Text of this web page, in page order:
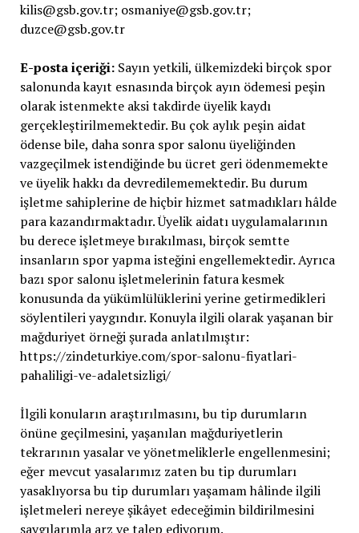
kilis@gsb.gov.tr; osmaniye@gsb.gov.tr;
duzce@gsb.gov.tr
E-posta içeriği:Sayın yetkili, ülkemizdeki birçok spor
salonunda kayıt esnasında birçok ayın ödemesi peşin
olarak istenmekte aksi takdirde üyelik kaydı
gerçekleştirilmemektedir. Bu çok aylık peşin aidat
ödense bile, daha sonra spor salonu üyeliğinden
vazgeçilmek istendiğinde bu ücret geri ödenmemekte
ve üyelik hakkı da devredilememektedir. Bu durum
işletme sahiplerine de hiçbir hizmet satmadıkları hâlde
para kazandırmaktadır. Üyelik aidatı uygulamalarının
bu derece işletmeye bırakılması, birçok semtte
insanların spor yapma isteğini engellemektedir. Ayrıca
bazı spor salonu işletmelerinin fatura kesmek
konusunda da yükümlülüklerini yerine getirmedikleri
söylentileri yaygındır. Konuyla ilgili olarak yaşanan bir
mağduriyet örneği şurada anlatılmıştır:
https://zindeturkiye.com/spor-salonu-fiyatlari-
pahaliligi-ve-adaletsizligi/
İlgili konuların araştırılmasını, bu tip durumların
önüne geçilmesini, yaşanılan mağduriyetlerin
tekrarının yasalar ve yönetmeliklerle engellenmesini;
eğer mevcut yasalarımız zaten bu tip durumları
yasaklıyorsa bu tip durumları yaşamam hâlinde ilgili
işletmeleri nereye şikâyet edeceğimin bildirilmesini
saygılarımla arz ve talep ediyorum.